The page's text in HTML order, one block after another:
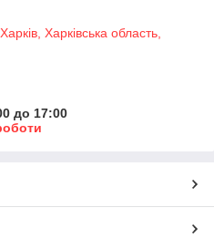
Харківська область,
до 17:00